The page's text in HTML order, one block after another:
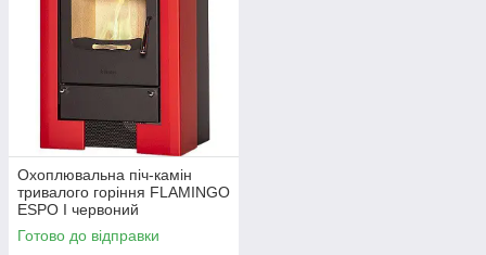
Охоплювальна піч-камін
тривалого горіння FLAMINGO
ESPO I червоний
Готово до відправки